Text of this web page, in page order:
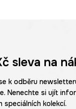
sleva na
k odběru
Nenechte si ujít
speciálních kolekcí.